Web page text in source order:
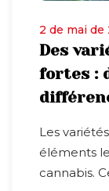
2 de mai de
Des
fortes :
Les
éléments
cannabis.